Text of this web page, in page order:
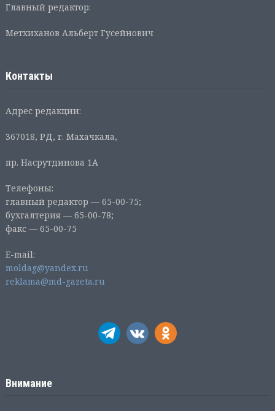
Главный редактор:
Метхиханов Альберт Гусейнович
Контакты
Адрес редакции:
367018, РД, г. Махачкала,
пр. Насрутдинова 1А
Телефоны:
главный редактор — 65-00-75;
бухгалтерия — 65-00-78;
факс — 65-00-75
E-mail:
moldag@yandex.ru
reklama@md-gazeta.ru
Внимание